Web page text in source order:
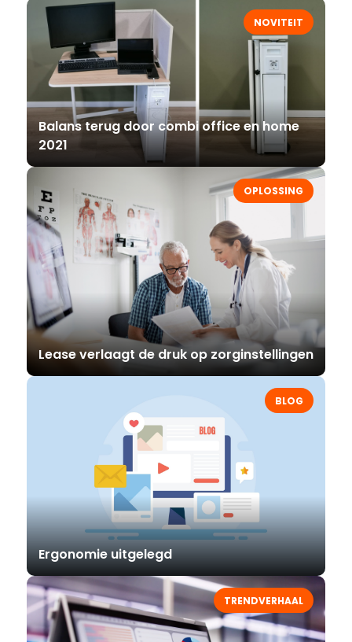
NOVITEIT
Balans terug door combi office en home
2021
OPLOSSING
Lease verlaagt de druk op zorginstellingen
BLOG
Ergonomie uitgelegd
TRENDVERHAAL